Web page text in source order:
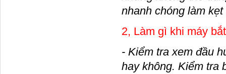
nhanh chóng làm
2, Làm gì khi máy
- Kiểm tra xem đầu
hay không. Kiểm tra